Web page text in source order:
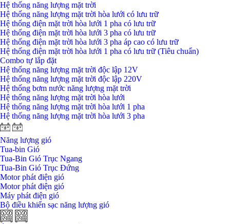
Hệ thống năng lượng mặt trời
Hệ thống năng lượng mặt trời hòa lưới có lưu trữ
Hệ thống điện mặt trời hòa lưới 1 pha có lưu trữ
Hệ thống điện mặt trời hòa lưới 3 pha có lưu trữ
Hệ thống điện mặt trời hòa lưới 3 pha áp cao có lưu trữ
Hệ thống điện mặt trời hòa lưới 1 pha có lưu trữ (Tiêu chuẩn)
Combo tự lắp đặt
Hệ thống năng lượng mặt trời độc lập 12V
Hệ thống năng lượng mặt trời độc lập 220V
Hệ thống bơm nước năng lượng mặt trời
Hệ thống năng lượng mặt trời hòa lưới
Hệ thống năng lượng mặt trời hòa lưới 1 pha
Hệ thống năng lượng mặt trời hòa lưới 3 pha
Năng lượng gió
Tua-bin Gió
Tua-Bin Gió Trục Ngang
Tua-Bin Gió Trục Đứng
Motor phát điện gió
Motor phát điện gió
Máy phát điện gió
Bộ điều khiển sạc năng lượng gió